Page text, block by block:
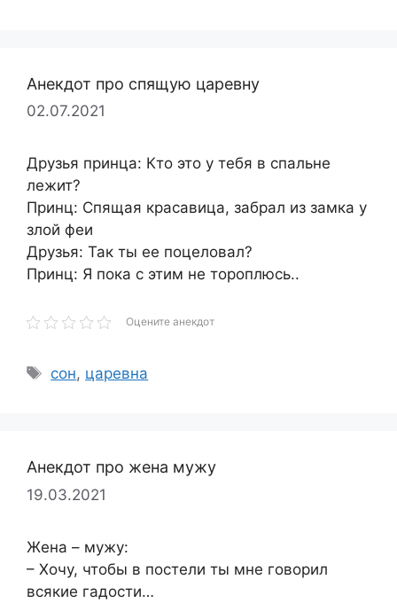
Анекдот про спящую царевну
02.07.2021
Друзья принца: Кто это у тебя в спальне
лежит?
Принц: Спящая красавица, забрал из замка у
злой феи
Друзья: Так ты ее поцеловал?
Принц: Я пока с этим не тороплюсь..
Оцените анекдот
Метки
сон, царевна
Анекдот про жена мужу
19.03.2021
Жена – мужу:
– Хочу, чтобы в постели ты мне говорил
всякие гадости…